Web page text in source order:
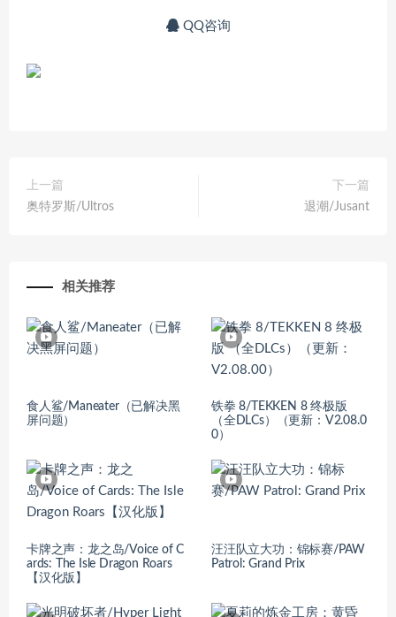
QQ咨询
上一篇
奥特罗斯/Ultros
下一篇
退潮/Jusant
相关推荐
食人鲨/Maneater（已解决黑
屏问题）
铁拳 8/TEKKEN 8 终极版
（全DLCs）（更新：V2.08.0
0）
卡牌之声：龙之岛/Voice of C
ards: The Isle Dragon Roars
【汉化版】
汪汪队立大功：锦标赛/PAW
Patrol: Grand Prix